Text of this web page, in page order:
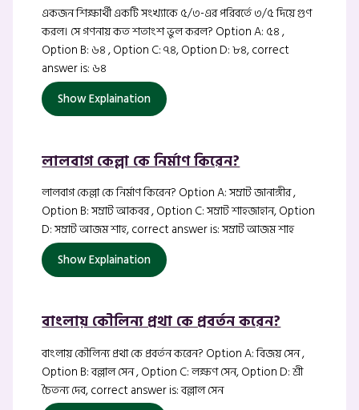
একজন শিক্ষার্থী একটি সংখ্যাকে ৫/৩-এর পরিবর্তে ৩/৫ দিয়ে গুণ
করল। সে গণনায় কত শতাংশ ভুল করল? Option A: ৫৪ ,
Option B: ৬৪ , Option C: ৭৪, Option D: ৮৪, correct
answer is: ৬৪
Show Explaination
লালবাগ কেল্লা কে নির্মাণ কিরেন?
লালবাগ কেল্লা কে নির্মাণ কিরেন? Option A: সম্রাট জানাঙ্গীর ,
Option B: সম্রাট আকবর , Option C: সম্রাট শাহজাহান, Option
D: সম্রাট আজম শাহ, correct answer is: সম্রাট আজম শাহ
Show Explaination
বাংলায় কৌলিন্য প্রথা কে প্রবর্তন করেন?
বাংলায় কৌলিন্য প্রথা কে প্রবর্তন করেন? Option A: বিজয় সেন ,
Option B: বল্লাল সেন , Option C: লক্ষণ সেন, Option D: শ্রী
চৈতন্য দেব, correct answer is: বল্লাল সেন